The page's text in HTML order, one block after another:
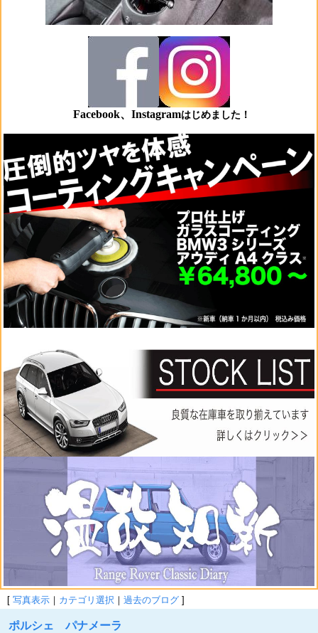
Facebook、Instagramはじめました！
[ 写真表示 ｜ カテゴリ選択 ｜ 過去のブログ ]
ポルシェ パナメーラ